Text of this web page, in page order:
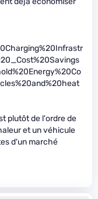
plutôt de l'ordre de
et un véhicule
d'un marché